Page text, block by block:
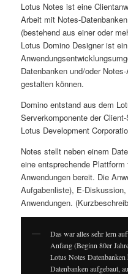
Lotus Notes ist eine
Arbeit mit Notes-
(bestehend aus einer oder
Lotus Domino Designer ist
Datenbanken und/oder
gestalten können.
Domino entstand aus dem
Serverkomponente der
Lotus Development
Notes stellt neben einem
eine entsprechende
Anwendungen bereit. Die
Aufgabenliste), E-
Anwendungen.
Das war alles sehr lern
Anfang (Beginn 80er
Lotus Notes
Datenbanken aufgebaut,